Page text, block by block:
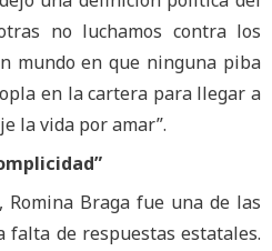
no luchamos contra los
mundo en que ninguna piba
en la cartera para llegar a
la vida por amar”.
Romina Braga fue una de las
falta de respuestas estatales.